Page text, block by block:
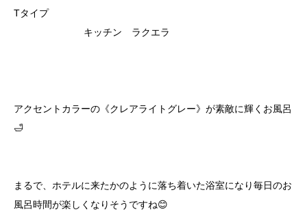
Tタイプ
キッチン ラクエラ
アクセントカラーの《クレアライトグレー》が素敵に輝くお風呂
🛁
まるで、ホテルに来たかのように落ち着いた浴室になり毎日のお
風呂時間が楽しくなりそうですね😊